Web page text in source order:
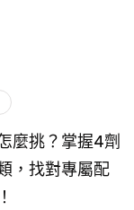
麼挑？掌握4劑
，找對專屬配